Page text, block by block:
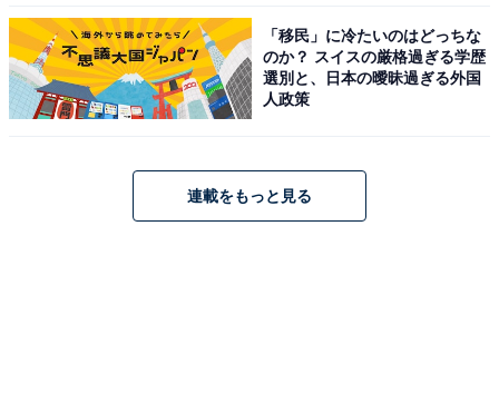
「移民」に冷たいのはどっちな
のか？ スイスの厳格過ぎる学歴
選別と、日本の曖昧過ぎる外国
人政策
連載をもっと見る